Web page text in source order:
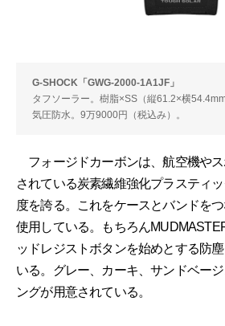
G-SHOCK「GWG-2000-1A1JF」
タフソーラー。樹脂×SS（縦61.2×横
気圧防水。9万9000円（税込み）。
フォージドカーボンは、航空機や
されている炭素繊維強化プラスティ
度を誇る。これをケースとバンドを
使用している。もちろん
ッドレジストボタンを始めとする防
いる。グレー、カーキ、サンドベー
ングが用意されている。